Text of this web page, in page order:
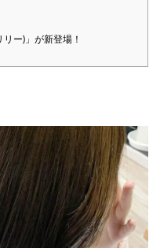
ー)」が新登場！